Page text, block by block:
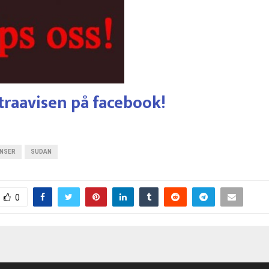
på facebook!
SUDAN
0